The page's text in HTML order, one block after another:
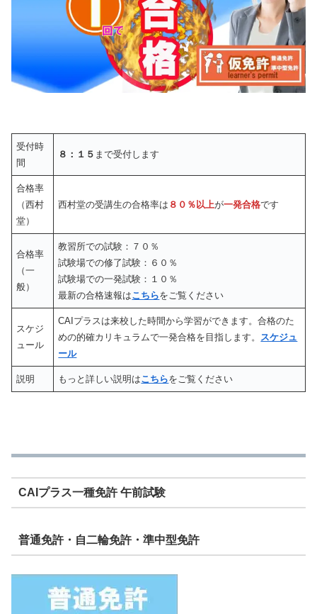
受付時
間
８：１５ まで受付します
合格率
（西村
堂）
西村堂の受講生の合格率は ８０％以上が一発合格です
合格率
（一
般）
教習所での試験：７０％
試験場での修了試験：６０％
試験場での一発試験：１０％
最新の合格速報はこちらをご覧ください
スケジ
ュール
CAIプラスは来校した時間から学習ができます。合格のた
めの的確カリキュラムで一発合格を目指します。 スケジュ
ール
説明 もっと詳しい説明はこちらをご覧ください
CAIプラス一種免許 午前試験
普通免許・自二輪免許・準中型免許